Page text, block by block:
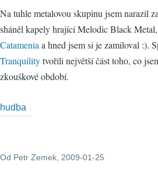
Na tuhle metalovou skupinu jsem narazil
sháněl kapely hrající Melodic Black
Catamenia a hned jsem si je zamiloval :).
Tranquilitytvořili největší část toho, co
zkouškové období.
hudba
Od Petr Zemek , 2009-01-25